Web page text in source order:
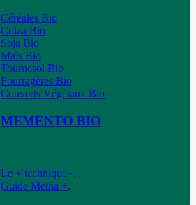
Céréales Bio
Colza Bio
Soja Bio
Maïs Bio
Tournesol Bio
Fourragères Bio
Couverts Végétaux Bio
MEMENTO BIO
Le + technique+.
Guide Metha +.